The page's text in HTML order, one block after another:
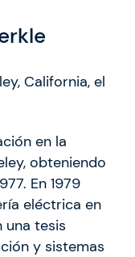
California, el
en la
obteniendo
En 1979
eléctrica en
una tesis
y sistemas